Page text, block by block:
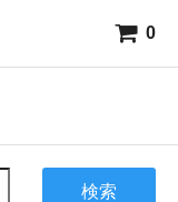
0
検索